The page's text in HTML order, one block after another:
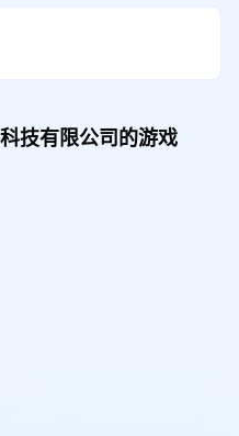
技有限公司的游戏